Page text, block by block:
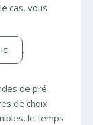
cas, vous
.
de pré-
de choix
le temps